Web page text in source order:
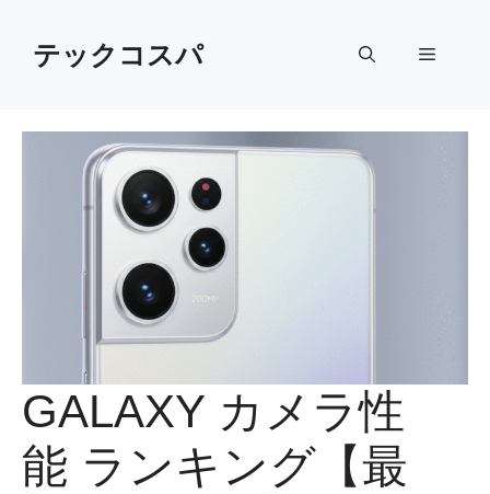
contentテックコスパ Menu
GALAXY カメラ性
能 ランキング【最